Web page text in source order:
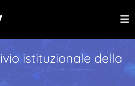
istituzionale della